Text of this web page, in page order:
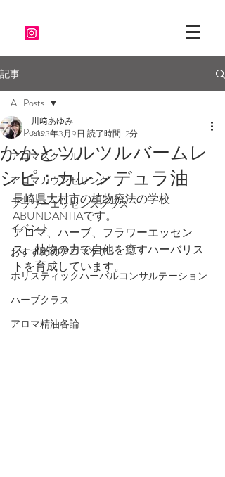
記事
All Posts
アロマスクール
アロマカウンセリング
フラワーエッセンスクラス
イベント
おすすめのアロマケア
ホリスティックハーバルコンサルテーション
ハーブクラス
アロマ精油各論
All Posts
かかとツルツルバームレ
シピ：カレンデュラ油
川﨑あゆみ
2023年3月9日 読了時間: 2分
長崎県大村市の植物療法の学校
ABUNDANTIAです。
アロマ、ハーブ、フラワーエッセン
ス、植物の力で自他を癒すハーバリス
トを育成しています。